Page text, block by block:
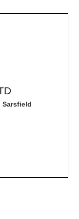
Sarsfield